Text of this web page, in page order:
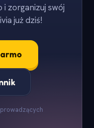
i zorganizuj swój
już dziś!
prowadzących